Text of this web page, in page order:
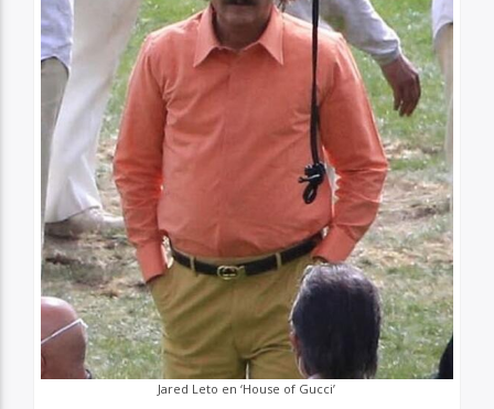
Jared Leto en ‘House of Gucci’